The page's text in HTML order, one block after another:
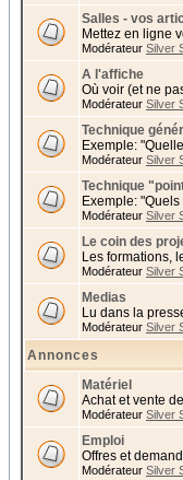
Salles - vos
Mettez en ligne
Modérateur Silver
A l'affiche
Où voir (et ne
Modérateur Silver
Technique
Exemple:
Modérateur Silver
Technique
Exemple:
Modérateur Silver
Le coin des
Les formations,
Modérateur Silver
Medias
Lu dans la
Modérateur Silver
Annonces
Matériel
Achat et vente
Modérateur Silver
Emploi
Offres et
Modérateur Silver